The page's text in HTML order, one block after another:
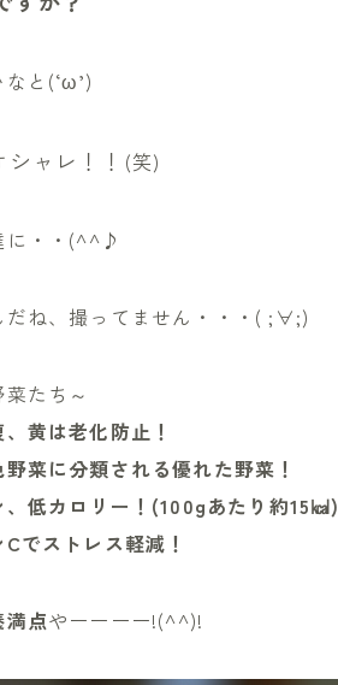
と(‘ω’)
シャレ！！ (笑)
に・・(^^♪
だね、撮ってません・・・( ;∀;)
たち～
黄は老化防止！
菜に分類される優れた野菜！
低カロリー！(100gあたり約15㎉)
でストレス軽減！
点やーーーー!(^^)!